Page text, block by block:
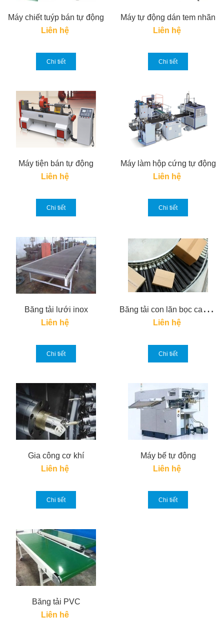
Máy chiết tuýp bán tự động
Liên hệ
Chi tiết
Máy tự động dán tem nhãn
Liên hệ
Chi tiết
Máy tiện bán tự động
Liên hệ
Chi tiết
Máy làm hộp cứng tự động
Liên hệ
Chi tiết
Băng tải lưới inox
Liên hệ
Chi tiết
B
ăng tải con lăn bọc cao su
Liên hệ
Chi tiết
Gia công cơ khí
Liên hệ
Chi tiết
Máy bế tự động
Liên hệ
Chi tiết
Băng tải PVC
Liên hệ